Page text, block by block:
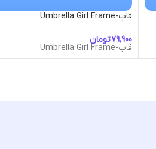
قاب-Umbrella Girl Frame
تومان
قاب-Umbrella Girl Frame